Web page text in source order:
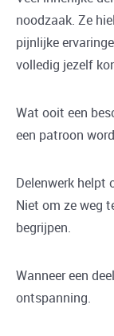
noodzaak. Ze
pijnlijke
volledig jezelf
Wat ooit een
een patroon
Delenwerk helpt
Niet om ze weg
begrijpen.
Wanneer een
ontspanning.